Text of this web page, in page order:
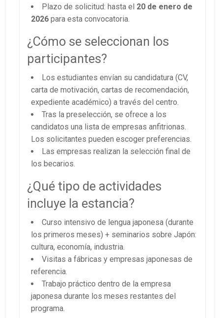
Plazo de solicitud: hasta el 20 de enero de
2026 para esta convocatoria.
¿Cómo se seleccionan los
participantes?
Los estudiantes envían su candidatura (CV,
carta de motivación, cartas de recomendación,
expediente académico) a través del centro.
Tras la preselección, se ofrece a los
candidatos una lista de empresas anfitrionas.
Los solicitantes pueden escoger preferencias.
Las empresas realizan la selección final de
los becarios.
¿Qué tipo de actividades
incluye la estancia?
Curso intensivo de lengua japonesa (durante
los primeros meses) + seminarios sobre Japón:
cultura, economía, industria.
Visitas a fábricas y empresas japonesas de
referencia.
Trabajo práctico dentro de la empresa
japonesa durante los meses restantes del
programa.